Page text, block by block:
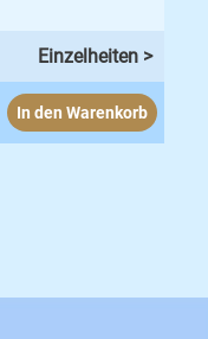
Einzelheiten >
In den Warenkorb